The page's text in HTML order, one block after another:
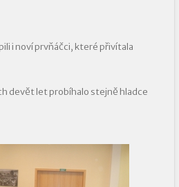
i noví prvňáčci, které přivítala
devět let probíhalo stejně hladce